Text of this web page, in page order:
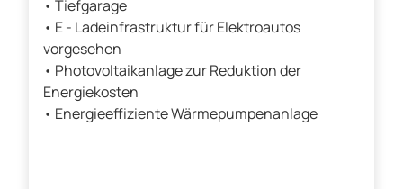
• Tiefgarage
• E - Ladeinfrastruktur für Elektroautos
vorgesehen
• Photovoltaikanlage zur Reduktion der
Energiekosten
• Energieeffiziente Wärmepumpenanlage